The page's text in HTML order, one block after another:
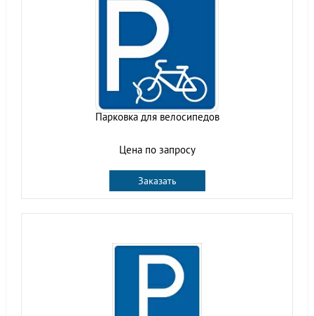
Парковка для велосипедов
Цена по запросу
Заказать